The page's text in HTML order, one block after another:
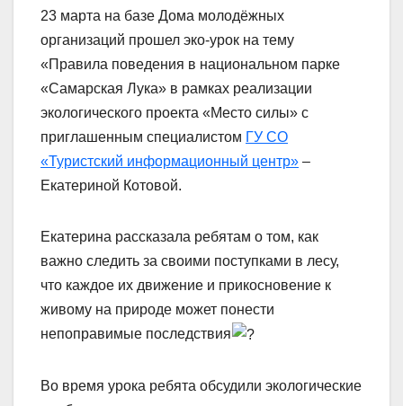
23 марта на базе Дома молодёжных
организаций прошел эко-урок на тему
«Правила поведения в национальном парке
«Самарская Лука» в рамках реализации
экологического проекта «Место силы» с
приглашенным специалистом ГУ СО
«Туристский информационный центр» –
Екатериной Котовой.
Екатерина рассказала ребятам о том, как
важно следить за своими поступками в лесу,
что каждое их движение и прикосновение к
живому на природе может понести
непоправимые последствия
Во время урока ребята обсудили экологические